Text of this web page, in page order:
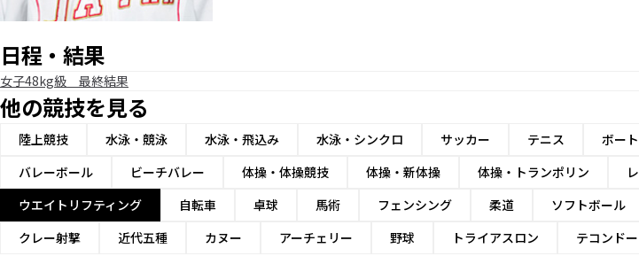
日程・結果
女子48kg級 最終結果
他の競技を見る
陸上競技 水泳・競泳 水泳・飛込み 水泳・シンクロ サッカー テニス ボート
バレーボール
ビーチバレー 体操・体操競技 体操・新体操 体操・トランポリン
ウエイトリフティング
自転車 卓球 馬術 フェンシング 柔道 ソフトボール
クレー射撃
近代五種 カヌー アーチェリー 野球 トライアスロン テコンドー